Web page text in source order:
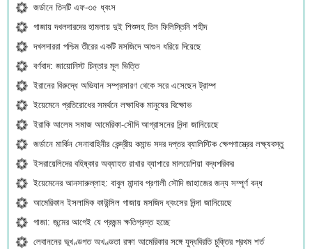
জর্ডানে তিনটি এফ-৩৫ ধ্বংস
গাজায় দখলদারদের হামলায় দুই শিশুসহ তিন ফিলিস্তিনি শহীদ
দখলদাররা পশ্চিম তীরের একটি মসজিদে আগুন ধরিয়ে দিয়েছে
বর্ণবাদ: জায়োনিস্ট চিন্তার মূল ভিত্তি
ইরানের বিরুদ্ধে অভিযান সম্প্রসারণ থেকে সরে এসেছেন ট্রাম্প
ইয়েমেনে প্রতিরোধের সমর্থনে লক্ষাধিক মানুষের বিক্ষোভ
ইরাকি আলেম সমাজ আমেরিকা-সৌদি আগ্রাসনের নিন্দা জানিয়েছে
জর্ডানে মার্কিন সেনাবাহিনীর কেন্দ্রীয় কমান্ড সদর দপ্তর ব্যালিস্টিক ক্ষেপণাস্ত্রের লক্ষ্যবস্তু
ইসরায়েলিদের বহিষ্কার অব্যাহত রাখার ব্যাপারে মালয়েশিয়া বদ্ধপরিকর
ইয়েমেনের আনসারুল্লাহ: বাবুল মান্দাব প্রণালী সৌদি জাহাজের জন্য সম্পূর্ণ বন্ধ
আমেরিকান ইসলামিক কাউন্সিল গাজায় মসজিদ ধ্বংসের নিন্দা জানিয়েছে
গাজা: জন্মের আগেই যে প্রজন্ম ক্ষতিগ্রস্ত হচ্ছে
লেবাননের ভূখণ্ডগত অখণ্ডতা রক্ষা আমেরিকার সঙ্গে যুদ্ধবিরতি চুক্তির প্রথম শর্ত